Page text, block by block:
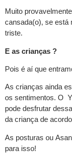
Muito
cansada(o), se está
triste.
E as crianças ?
Pois é aí que
As crianças ainda
os sentimentos. O
pode desfrutar
da criança de
As posturas ou
para isso!